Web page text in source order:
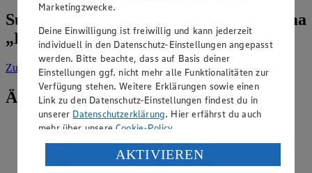
Suche weitere Tipps & Tricks zum Thema
„Kochen“
Zur Suche vorgefiltert nach Kategorie: Kochen
Ähnliche Inhalte
Was bedeutet Sautieren?
Marketingzwecke.
Deine Einwilligung ist freiwillig und kann jederzeit
individuell in den Datenschutz-Einstellungen angepasst
werden. Bitte beachte, dass auf Basis deiner
Einstellungen ggf. nicht mehr alle Funktionalitäten zur
Verfügung stehen. Weitere Erklärungen sowie einen
Link zu den Datenschutz-Einstellungen findest du in
unserer Datenschutzerklärung. Hier erfährst du auch
mehr über unsereCookie-Policy.
Verarbeitung deiner personenbezogenen Daten in den
USA durch Facebook und YouTube:
AKTIVIEREN